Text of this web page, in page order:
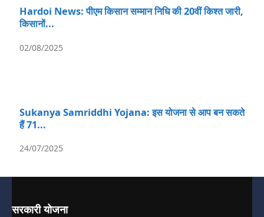
Hardoi News: पीएम किसान सम्मान निधि की 20वीं किश्त जारी,
किसानों...
02/08/2025
Sukanya Samriddhi Yojana: इस योजना से आप बन सकते
हैं 71...
24/07/2025
सरकारी योजना